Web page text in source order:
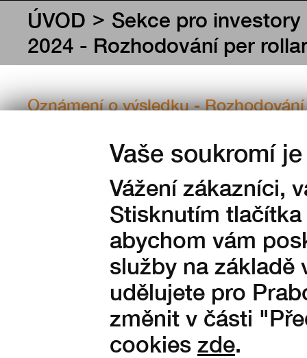
Vaše soukromí
Vážení zákazníci,
Stisknutím
abychom vám
služby na základě
udělujete pro
změnit v části
cookies zde.
výsledku
ÚVOD > Sekce pro investory
2024 - Rozhodování per
Oznámení o výsledku -
Oznámení o
16.5.2024